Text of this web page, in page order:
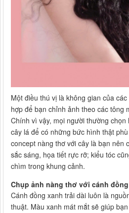
Một điều thú vị là không gian của
hợp để bạn chỉnh ảnh theo các tông
Chính vì vậy, mọi người thường
cây lá để có những bức hình thật
concept nàng thơ với cây là bạn nên
sắc sáng, họa tiết rực rỡ; kiểu tóc
chìm trong khung cảnh.
Chụp ảnh nàng thơ với cánh
Cánh đồng xanh trải dài luôn là
thuật. Màu xanh mát mắt sẽ giúp